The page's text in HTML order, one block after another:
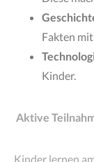
Fakten
Kinder.
Aktive
Kinder lernen